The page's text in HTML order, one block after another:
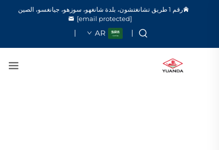
رقم 1 طريق تشانغتشون، بلدة شانغهو، سوزهو، جيانغسو، الصين
[email protected]
AR